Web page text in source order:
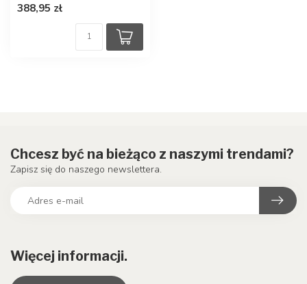
388,95 zł
Więcej informacji.
Chcesz być na bieżąco z naszymi trendami?
Zapisz się do naszego newslettera.